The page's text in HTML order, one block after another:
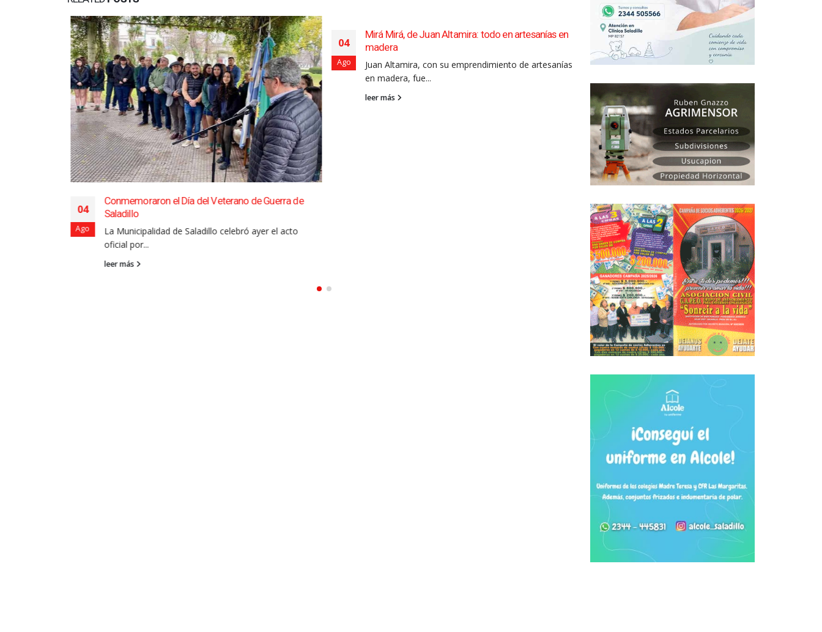
04
Ago
Conmemoraron el Día del Veterano de Guerra de
Saladillo
La Municipalidad de Saladillo celebró ayer el acto
oficial por...
leer más
04
Ago
Mirá Mirá, de Juan Altamira: todo en artesanías en
madera
Juan Altamira, con su emprendimiento de artesanías
en madera, fue...
leer más
Ago
Con todo local, Saladillo celebró sus 163 años
La fiesta del 163° aniversario de Saladillo tuvo en
esta...
leer más